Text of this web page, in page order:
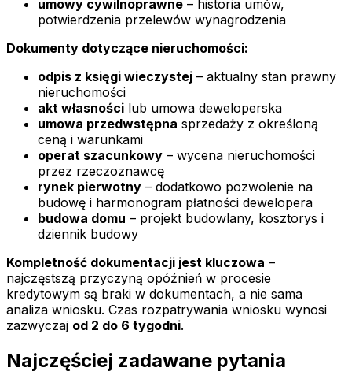
umowy cywilnoprawne – historia umów,
potwierdzenia przelewów wynagrodzenia
Dokumenty dotyczące nieruchomości:
odpis z księgi wieczystej – aktualny stan prawny
nieruchomości
akt własności lub umowa deweloperska
umowa przedwstępna sprzedaży z określoną
ceną i warunkami
operat szacunkowy – wycena nieruchomości
przez rzeczoznawcę
rynek pierwotny – dodatkowo pozwolenie na
budowę i harmonogram płatności dewelopera
budowa domu – projekt budowlany, kosztorys i
dziennik budowy
Kompletność dokumentacji jest kluczowa –
najczęstszą przyczyną opóźnień w procesie
kredytowym są braki w dokumentach, a nie sama
analiza wniosku. Czas rozpatrywania wniosku wynosi
zazwyczaj od 2 do 6 tygodni.
Najczęściej zadawane pytania